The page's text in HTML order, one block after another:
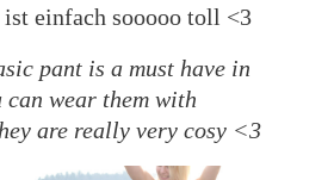
einfach sooooo toll <3
pant is a must have in
can wear them with
are really very cosy <3